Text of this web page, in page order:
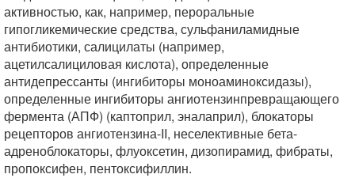
активностью, как, например, пероральные
гипогликемические средства, сульфаниламидные
антибиотики, салицилаты (например,
ацетилсалициловая кислота), определенные
антидепрессанты (ингибиторы моноаминоксидазы),
определенные ингибиторы ангиотензинпревращающего
фермента (АПФ) (каптоприл, эналаприл), блокаторы
рецепторов ангиотензина-II, неселективные бета-
адреноблокаторы, флуоксетин, дизопирамид, фибраты,
пропоксифен, пентоксифиллин.